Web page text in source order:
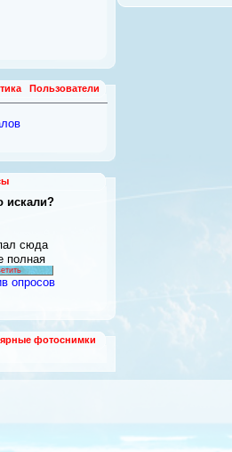
Пользователи
искали?
сюда
полная
опросов
фотоснимки